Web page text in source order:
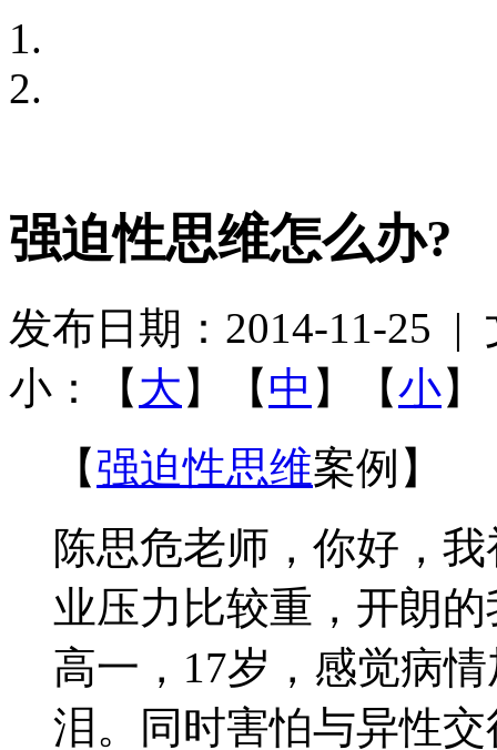
强迫性思维怎么办?
发布日期：2014-11-25
小：【 大 】【 中 】【小】
【强迫性思维案例】
陈思危老师，你好，
业压力比较重，开朗
高一，17岁，感觉病
泪。同时害怕与异性